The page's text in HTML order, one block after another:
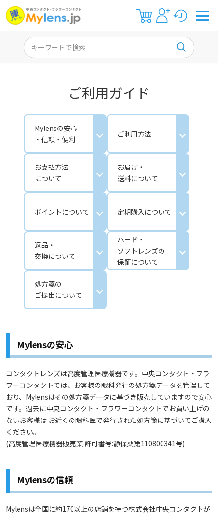
ご利用ガイド
Mylensの安心
・信頼・便利
ご利用方法
お支払方法
について
お届け・
送料について
ポイントについて 定期購入について
返品・
交換について
ハード・
ソフトレンズの
保証について
処方箋の
ご提出について
Mylensの安心
コンタクトレンズは高度管理医療機器です。中央コンタクト・フラ
ワーコンタクトでは、お客様の眼科発行の処方箋データを管理して
おり、Mylensはその処方箋データに基づき販売していますので安心
です。過去に中央コンタクト・フラワーコンタクトでお買い上げの
ないお客様は お近くの眼科医で発行された処方箋に基づいてご購入
ください。
(高度管理医療機器販売業 許可番号:静保薬第110800341号)
Mylensの信頼
Mylensは全国に約170以上の店舗を持つ株式会社中央コンタクトが